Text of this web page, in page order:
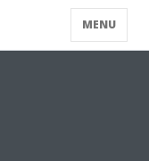
MENU